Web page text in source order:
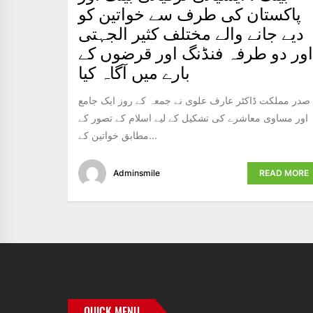
پاکستان کی طرف سے خواتین کو
دیے جانے والے مختلف کثیر الجہتی
اور دو طرفہ فنڈنگ ​​اور قرضوں کے
بارے میں آگاہ کیا
صدر مملکت ڈاکٹر عارف علوی نے جمعہ کے روز ایک جامع
اور مساوی معاشرے کی تشکیل کے لیے اسلام کے تصور کے
مطابق خواتین کے...
Adminsmile READ MORE